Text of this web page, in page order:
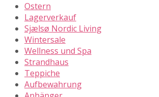
Ostern
Lagerverkauf
Sjælsø Nordic Living
Wintersale
Wellness und Spa
Strandhaus
Teppiche
Aufbewahrung